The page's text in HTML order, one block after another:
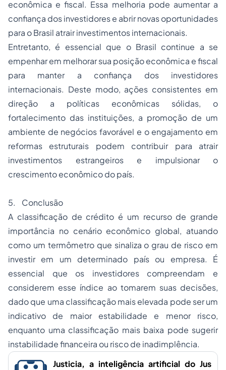
econômica e fiscal. Essa melhoria pode aumentar a
confiança dos investidores e abrir novas oportunidades
para o Brasil atrair investimentos internacionais.
Entretanto, é essencial que o Brasil continue a se
empenhar em melhorar sua posição econômica e fiscal
para manter a confiança dos investidores
internacionais. Deste modo, ações consistentes em
direção a políticas econômicas sólidas, o
fortalecimento das instituições, a promoção de um
ambiente de negócios favorável e o engajamento em
reformas estruturais podem contribuir para atrair
investimentos estrangeiros e impulsionar o
crescimento econômico do país.
5. Conclusão
A classificação de crédito é um recurso de grande
importância no cenário econômico global, atuando
como um termômetro que sinaliza o grau de risco em
investir em um determinado país ou empresa. É
essencial que os investidores compreendam e
considerem esse índice ao tomarem suas decisões,
dado que uma classificação mais elevada pode ser um
indicativo de maior estabilidade e menor risco,
enquanto uma classificação mais baixa pode sugerir
instabilidade financeira ou risco de inadimplência.
Justicia, a inteligência artificial do Jus